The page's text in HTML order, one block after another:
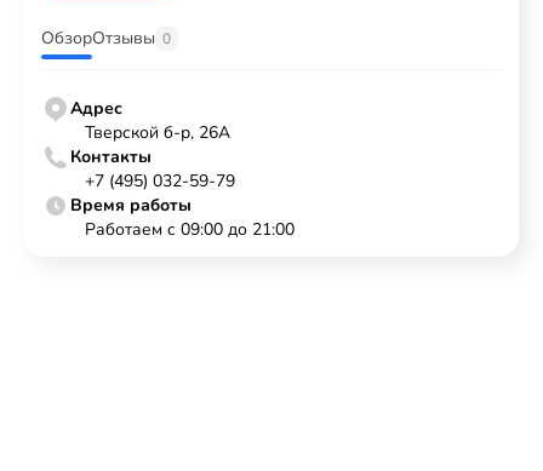
ОбзорОтзывы 0
Адрес
Тверской б-р, 26А
Контакты
+7 (495) 032-59-79
Время работы
Работаем с 09:00 до 21:00